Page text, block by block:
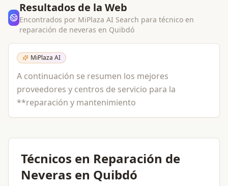
Resultados de la Web
Encontrados por MiPlaza AI Search para técnico en
reparación de neveras en Quibdó
MiPlaza AI
A continuación se resumen los mejores
proveedores y centros de servicio para la
**reparación y mantenimiento
Técnicos en Reparación de
Neveras en Quibdó